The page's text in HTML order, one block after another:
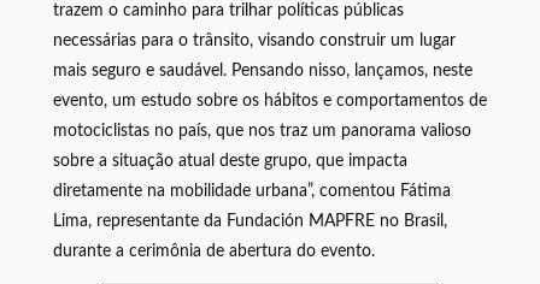
trazem o caminho para trilhar políticas públicas
necessárias para o trânsito, visando construir um lugar
mais seguro e saudável. Pensando nisso, lançamos, neste
evento, um estudo sobre os hábitos e comportamentos de
motociclistas no país, que nos traz um panorama valioso
sobre a situação atual deste grupo, que impacta
diretamente na mobilidade urbana”, comentou Fátima
Lima, representante da Fundación MAPFRE no Brasil,
durante a cerimônia de abertura do evento.